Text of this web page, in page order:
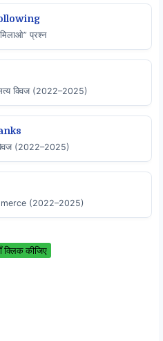
प्रश्न
क्विज (2022–2025)
(2022–2025)
(2022–2025)
कीजिए